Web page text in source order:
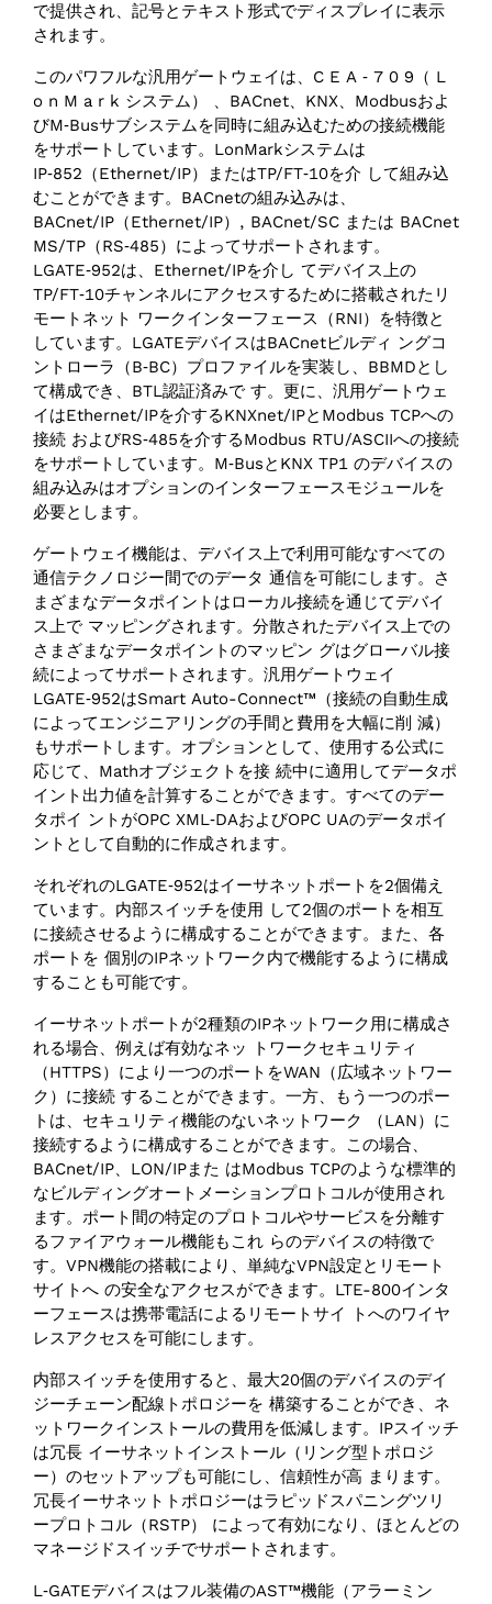
で提供され、記号とテキスト形式でディスプレイに表示
されます。
このパワフルな汎用ゲートウェイは、C E A ‑ 7 0 9（ L
o n M a r k システム） 、BACnet、KNX、Modbusおよ
びM‑Busサブシステムを同時に組み込むための接続機能
をサポートしています。LonMarkシステムは
IP‑852（Ethernet/IP）またはTP/FT‑10を介 して組み込
むことができます。BACnetの組み込みは、
BACnet/IP（Ethernet/IP）, BACnet/SC または BACnet
MS/TP（RS‑485）によってサポートされます。
LGATE‑952は、Ethernet/IPを介し てデバイス上の
TP/FT‑10チャンネルにアクセスするために搭載されたリ
モートネット ワークインターフェース（RNI）を特徴と
しています。LGATEデバイスはBACnetビルディ ングコ
ントローラ（B‑BC）プロファイルを実装し、BBMDとし
て構成でき、BTL認証済みで す。更に、汎用ゲートウェ
イはEthernet/IPを介するKNXnet/IPとModbus TCPへの
接続 およびRS‑485を介するModbus RTU/ASCIIへの接続
をサポートしています。M‑BusとKNX TP1 のデバイスの
組み込みはオプションのインターフェースモジュールを
必要とします。
ゲートウェイ機能は、デバイス上で利用可能なすべての
通信テクノロジー間でのデータ 通信を可能にします。さ
まざまなデータポイントはローカル接続を通じてデバイ
ス上で マッピングされます。分散されたデバイス上での
さまざまなデータポイントのマッピン グはグローバル接
続によってサポートされます。汎用ゲートウェイ
LGATE‑952はSmart Auto-Connect™（接続の自動生成
によってエンジニアリングの手間と費用を大幅に削 減）
もサポートします。オプションとして、使用する公式に
応じて、Mathオブジェクトを接 続中に適用してデータポ
イント出力値を計算することができます。すべてのデー
タポイ ントがOPC XML‑DAおよびOPC UAのデータポイ
ントとして自動的に作成されます。
それぞれのLGATE‑952はイーサネットポートを2個備え
ています。内部スイッチを使用 して2個のポートを相互
に接続させるように構成することができます。また、各
ポートを 個別のIPネットワーク内で機能するように構成
することも可能です。
イーサネットポートが2種類のIPネットワーク用に構成さ
れる場合、例えば有効なネッ トワークセキュリティ
（HTTPS）により一つのポートをWAN（広域ネットワー
ク）に接続 することができます。一方、もう一つのポー
トは、セキュリティ機能のないネットワーク （LAN）に
接続するように構成することができます。この場合、
BACnet/IP、LON/IPまた はModbus TCPのような標準的
なビルディングオートメーションプロトコルが使用され
ます。ポート間の特定のプロトコルやサービスを分離す
るファイアウォール機能もこれ らのデバイスの特徴で
す。VPN機能の搭載により、単純なVPN設定とリモート
サイトへ の安全なアクセスができます。LTE-800インタ
ーフェースは携帯電話によるリモートサイ トへのワイヤ
レスアクセスを可能にします。
内部スイッチを使用すると、最大20個のデバイスのデイ
ジーチェーン配線トポロジーを 構築することができ、ネ
ットワークインストールの費用を低減します。IPスイッチ
は冗長 イーサネットインストール（リング型トポロジ
ー）のセットアップも可能にし、信頼性が高 まります。
冗長イーサネットトポロジーはラピッドスパニングツリ
ープロトコル（RSTP） によって有効になり、ほとんどの
マネージドスイッチでサポートされます。
L‑GATEデバイスはフル装備のAST™機能（アラーミン